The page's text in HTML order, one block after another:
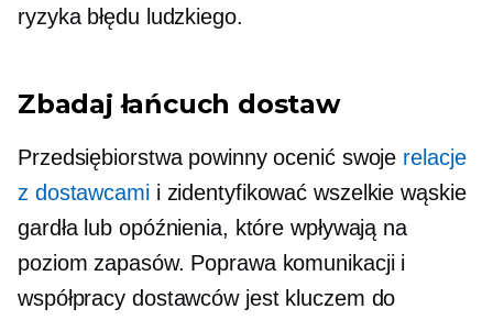
ryzyka błędu ludzkiego.
Zbadaj łańcuch dostaw
Przedsiębiorstwa powinny ocenić swoje relacje
z dostawcamii zidentyfikować wszelkie wąskie
gardła lub opóźnienia, które wpływają na
poziom zapasów. Poprawa komunikacji i
współpracy dostawców jest kluczem do